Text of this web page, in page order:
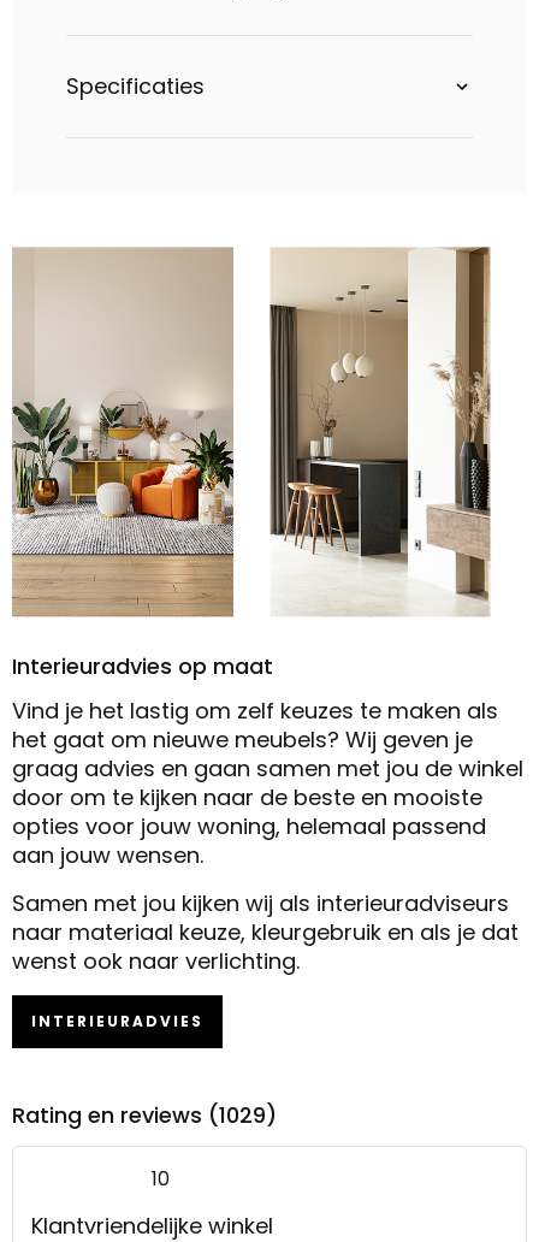
Specificaties
Interieuradvies op maat
Vind je het lastig om zelf keuzes te maken als
het gaat om nieuwe meubels? Wij geven je
graag advies en gaan samen met jou de winkel
door om te kijken naar de beste en mooiste
opties voor jouw woning, helemaal passend
aan jouw wensen.
Samen met jou kijken wij als interieuradviseurs
naar materiaal keuze, kleurgebruik en als je dat
wenst ook naar verlichting.
INTERIEURADVIES
Rating en reviews (1029)
10
Klantvriendelijke winkel